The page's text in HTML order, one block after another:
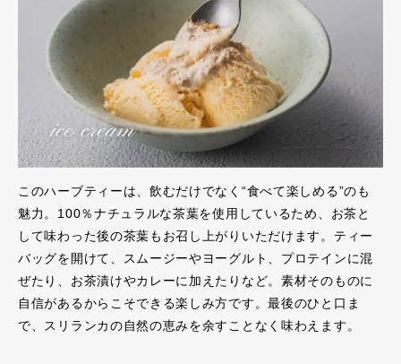
このハーブティーは、飲むだけでなく“食べて楽しめる”のも
魅力。100％ナチュラルな茶葉を使用しているため、お茶と
して味わった後の茶葉もお召し上がりいただけます。ティー
バッグを開けて、スムージーやヨーグルト、プロテインに混
ぜたり、お茶漬けやカレーに加えたりなど。素材そのものに
自信があるからこそできる楽しみ方です。最後のひと口ま
で、スリランカの自然の恵みを余すことなく味わえます。